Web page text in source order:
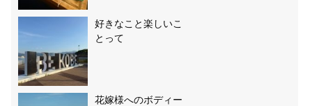
好きなこと楽しいこ
とって
花嫁様へのボディー